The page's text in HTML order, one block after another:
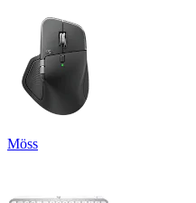
Möss